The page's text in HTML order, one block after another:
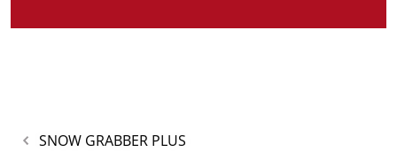
SNOW GRABBER PLUS